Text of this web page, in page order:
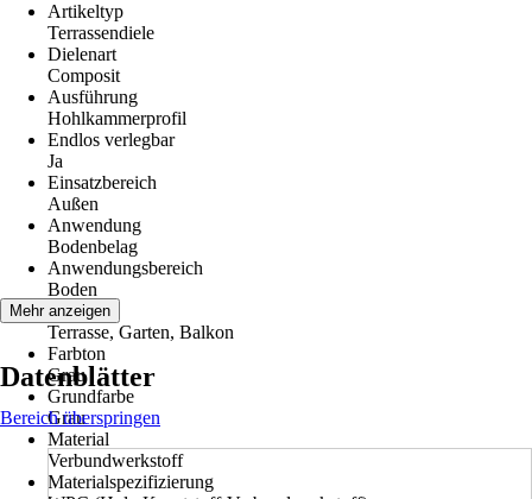
Artikeltyp
Terrassendiele
Dielenart
Composit
Ausführung
Hohlkammerprofil
Endlos verlegbar
Ja
Einsatzbereich
Außen
Anwendung
Bodenbelag
Anwendungsbereich
Boden
Räume
Terrasse, Garten, Balkon
Farbton
Grau
Grundfarbe
Grau
Material
Verbundwerkstoff
Materialspezifizierung
Mehr anzeigen
Datenblätter
Bereich überspringen